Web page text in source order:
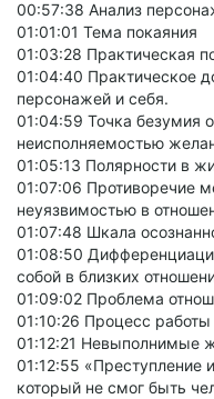
00:57:38 Анализ
01:01:01 Тема покаяния
01:03:28 Практическая
01:04:40 Практическое
персонажей и себя.
01:04:59 Точка безумия
неисполняемостью
01:05:13 Полярности в
01:07:06 Противоречие
неуязвимостью в
01:07:48 Шкала
01:08:50
собой в близких
01:09:02 Проблема
01:10:26 Процесс
01:12:21 Невыполнимые
01:12:55 «Преступление
который не смог быть